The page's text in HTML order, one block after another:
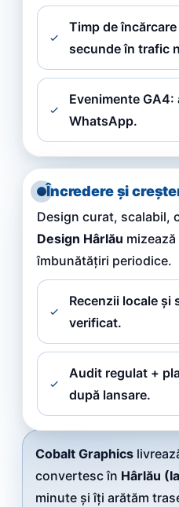
Timp de
secunde în trafic
Evenimente GA4:
WhatsApp.
Încredere și
Design curat, scalabil,
Design Hârlău
îmbunătățiri periodice.
Recenzii locale și
verificat.
Audit regulat +
după lansare.
Cobalt Graphics
convertesc în Hârlău
minute și îți arătăm